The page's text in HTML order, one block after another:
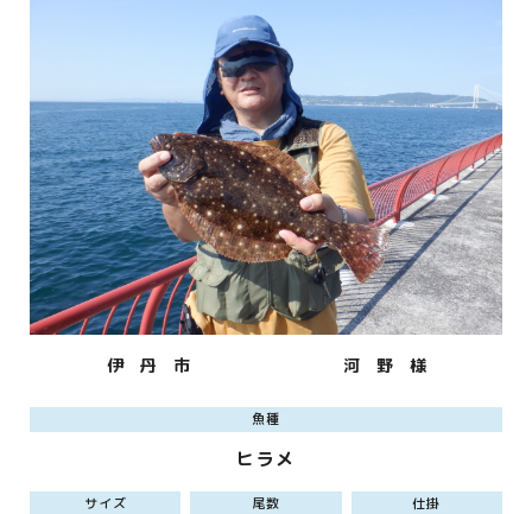
伊 丹 市 河 野 様
魚種
ヒラメ
サイズ
尾数
仕掛